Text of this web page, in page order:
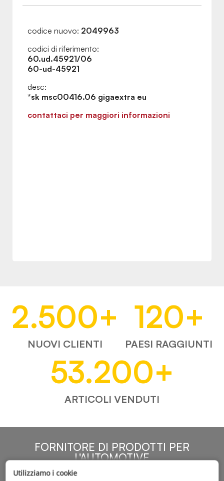
codice nuovo: 2049963
codici di riferimento:
60.ud.45921/06
60-ud-45921
desc:
*sk msc00416.06 gigaextra eu
contattaci per maggiori informazioni
2.500+
NUOVI CLIENTI
120+
PAESI RAGGIUNTI
53.200+
ARTICOLI VENDUTI
FORNITORE DI PRODOTTI PER
L'AUTOMOTIVE
Utilizziamo i cookie